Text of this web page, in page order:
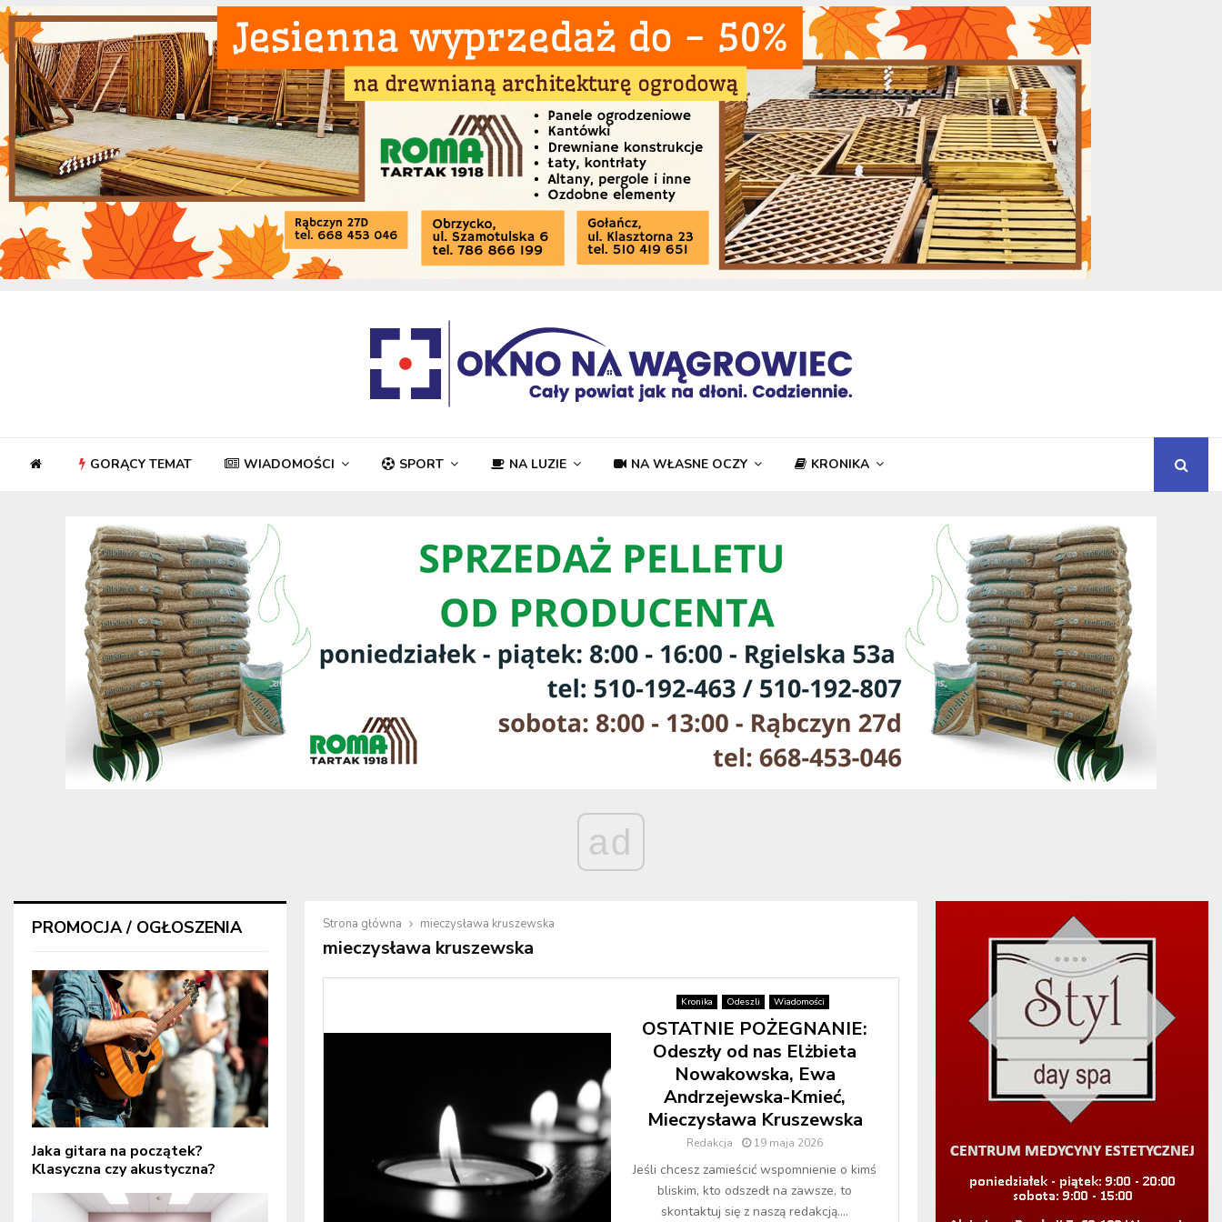
GORĄCY TEMAT WIADOMOŚCI SPORT NA LUZIE NA WŁASNE OCZY KRONIKA
ad
Strona główna mieczysława kruszewska
mieczysława kruszewska
Kronika Odeszli Wiadomości
OSTATNIE POŻEGNANIE:
Odeszły od nas Elżbieta
Nowakowska, Ewa
Andrzejewska-Kmieć,
Mieczysława Kruszewska
Redakcja 19 maja 2026
Jeśli chcesz zamieścić wspomnienie o kimś
bliskim, kto odszedł na zawsze, to
skontaktuj się z naszą redakcją....
PROMOCJA / OGŁOSZENIA
Jaka gitara na początek?
Klasyczna czy akustyczna?